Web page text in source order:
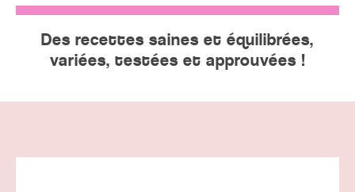
Des recettes saines et équilibrées,
variées, testées et approuvées !